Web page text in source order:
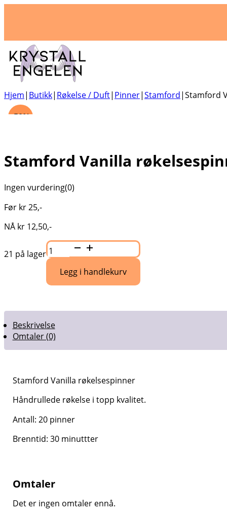
Hjem| Butikk| Røkelse / Duft| Pinner|Stamford|Stamford
Stamford Vanilla
Ingen vurdering(0)
Før kr25,-
NÅ kr 12,50,-
21 på lager
Stamford
Vanilla
røkelsespinner
antallLegg i handlekurv
Beskrivelse
Omtaler (0)
Stamford Vanilla røkelsespinner
Håndrullede røkelse i topp kvalitet.
Antall: 20 pinner
Brenntid: 30 minuttter
Omtaler
Det er ingen omtaler ennå.
-50%